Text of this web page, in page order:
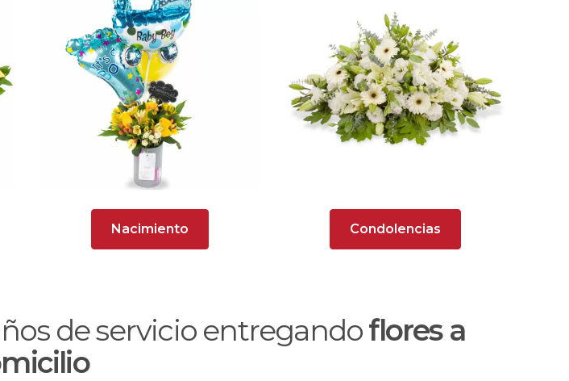
Nacimiento Condolencias
de servicio entregandoflores a